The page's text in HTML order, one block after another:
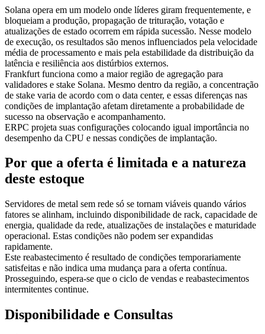
Solana opera em um modelo onde líderes giram frequentemente, e
bloqueiam a produção, propagação de trituração, votação e
atualizações de estado ocorrem em rápida sucessão. Nesse modelo
de execução, os resultados são menos influenciados pela velocidade
média de processamento e mais pela estabilidade da distribuição da
latência e resiliência aos distúrbios externos.
Frankfurt funciona como a maior região de agregação para
validadores e stake Solana. Mesmo dentro da região, a concentração
de stake varia de acordo com o data center, e essas diferenças nas
condições de implantação afetam diretamente a probabilidade de
sucesso na observação e acompanhamento.
ERPC projeta suas configurações colocando igual importância no
desempenho da CPU e nessas condições de implantação.
Por que a oferta é limitada e a natureza
deste estoque
Servidores de metal sem rede só se tornam viáveis quando vários
fatores se alinham, incluindo disponibilidade de rack, capacidade de
energia, qualidade da rede, atualizações de instalações e maturidade
operacional. Estas condições não podem ser expandidas
rapidamente.
Este reabastecimento é resultado de condições temporariamente
satisfeitas e não indica uma mudança para a oferta contínua.
Prosseguindo, espera-se que o ciclo de vendas e reabastecimentos
intermitentes continue.
Disponibilidade e Consultas